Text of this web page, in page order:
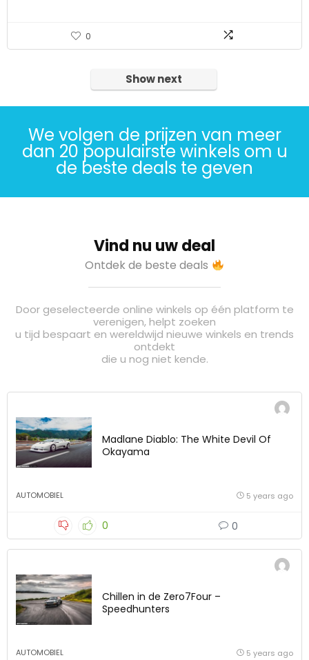
0
Show next
We volgen de prijzen van meer
dan 20 populairste winkels om u
de beste deals te geven
Vind nu uw deal
Ontdek de beste deals
Door geselecteerde online winkels op één platform te
verenigen, helpt zoeken
u tijd bespaart en wereldwijd nieuwe winkels en trends
ontdekt
die u nog niet kende.
Madlane Diablo: The White Devil Of
Okayama
AUTOMOBIEL 5 years ago
0 0
Chillen in de Zero7Four –
Speedhunters
AUTOMOBIEL 5 years ago